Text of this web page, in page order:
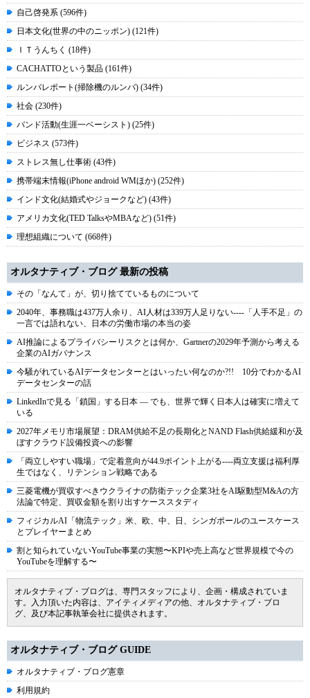
自己啓発系 (596件)
日本文化(世界の中のニッポン) (121件)
ＩＴうんちく (18件)
CACHATTOという製品 (161件)
ルンバレポート(掃除機のルンバ) (34件)
社会 (230件)
バンド活動(生涯一ベーシスト) (25件)
ビジネス (573件)
ストレス無し仕事術 (43件)
携帯端末情報(iPhone android WMほか) (252件)
インド文化(結婚式やジョークなど) (43件)
アメリカ文化(TED TalksやMBAなど) (51件)
理想組織について (668件)
オルタナティブ・ブログ 最新の投稿
その「なんて」が、切り捨てているものについて
2040年、事務職は437万人余り、AI人材は339万人足りない----「人手不足」の
一言では語れない、日本の労働市場の本当の姿
AI推論によるプライバシーリスクとは何か、Gartnerの2029年予測から考える
企業のAIガバナンス
今騒がれているAIデータセンターとはいったい何なのか?!! 10分でわかるAI
データセンターの話
LinkedInで見る「鎖国」する日本 ― でも、世界で輝く日本人は確実に増えて
いる
2027年メモリ市場展望：DRAM供給不足の長期化とNAND Flash供給緩和が及
ぼすクラウド設備投資への影響
「両立しやすい職場」で定着意向が44.9ポイント上がる----両立支援は福利厚
生ではなく、リテンション戦略である
三菱電機が買収すべきウクライナの防衛テック企業3社をAI駆動型M&Aの方
法論で特定、買収金額を割り出すケーススタディ
フィジカルAI「物流テック」米、欧、中、日、シンガポールのユースケース
とプレイヤーまとめ
割と知られていないYouTube事業の実態〜KPIや売上高など世界規模で今の
YouTubeを理解する〜
オルタナティブ・ブログは、専門スタッフにより、企画・構成されていま
す。入力頂いた内容は、アイティメディアの他、オルタナティブ・ブロ
グ、及び本記事執筆会社に提供されます。
オルタナティブ・ブログ GUIDE
オルタナティブ・ブログ憲章
利用規約